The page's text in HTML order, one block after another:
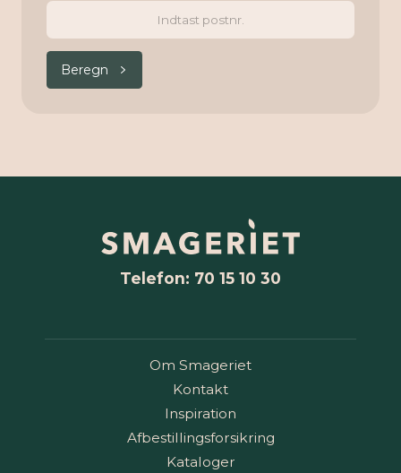
Beregn
Telefon: 70 15 10 30
Om Smageriet
Kontakt
Inspiration
Afbestillingsforsikring
Kataloger